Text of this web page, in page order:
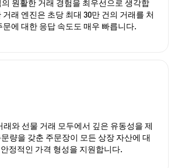
원활한 거래 경험을 최우선으로 생각합
래 엔진은 초당 최대 30만 건의 거래를 처
문에 대한 응답 속도도 매우 빠릅니다.
래와 선물 거래 모두에서 깊은 유동성을 제
량을 갖춘 주문장이 모든 상장 자산에 대
정적인 가격 형성을 지원합니다.